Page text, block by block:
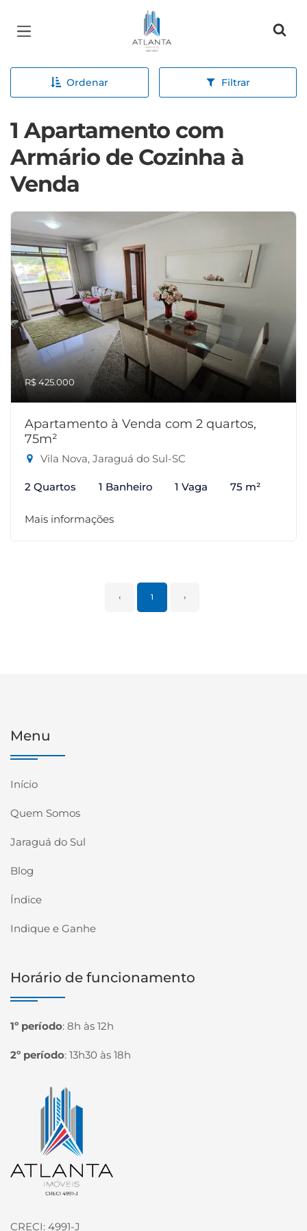
Página inicial
Ordenar Filtrar
1 Apartamento com
Armário de Cozinha à
Venda
R$ 425.000
Apartamento à Venda com 2 quartos,
75m²
Vila Nova, Jaraguá do Sul-SC
2 Quartos 1 Banheiro 1 Vaga 75 m²
Mais informações
‹ 1 ›
Menu
Início
Quem Somos
Jaraguá do Sul
Blog
Índice
Indique e Ganhe
Horário de funcionamento
1º período: 8h às 12h
2º período: 13h30 às 18h
Página inicial
CRECI: 4991-J